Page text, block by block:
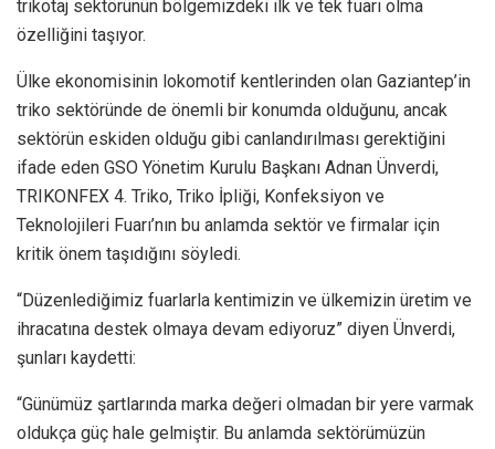
trikotaj sektörünün bölgemizdeki ilk ve tek fuarı olma
özelliğini taşıyor.
Ülke ekonomisinin lokomotif kentlerinden olan Gaziantep’in
triko sektöründe de önemli bir konumda olduğunu, ancak
sektörün eskiden olduğu gibi canlandırılması gerektiğini
ifade eden GSO Yönetim Kurulu Başkanı Adnan Ünverdi,
TRIKONFEX 4. Triko, Triko İpliği, Konfeksiyon ve
Teknolojileri Fuarı’nın bu anlamda sektör ve firmalar için
kritik önem taşıdığını söyledi.
“Düzenlediğimiz fuarlarla kentimizin ve ülkemizin üretim ve
ihracatına destek olmaya devam ediyoruz” diyen Ünverdi,
şunları kaydetti:
“Günümüz şartlarında marka değeri olmadan bir yere varmak
oldukça güç hale gelmiştir. Bu anlamda sektörümüzün